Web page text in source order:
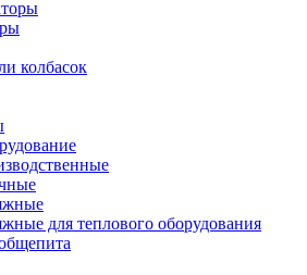
колбасок
для теплового оборудования